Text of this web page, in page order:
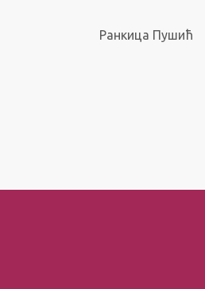
Ранкица Пушић